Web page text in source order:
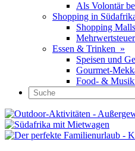
Als Volontär
Shopping in
Shopping
Essen & Trinken »
Speisen und
Gourmet-
Food- &